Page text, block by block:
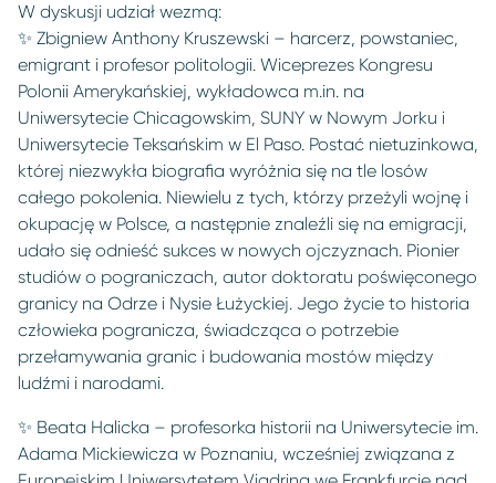
W dyskusji udział wezmą:
✨ Zbigniew Anthony Kruszewski – harcerz, powstaniec,
emigrant i profesor politologii. Wiceprezes Kongresu
Polonii Amerykańskiej, wykładowca m.in. na
Uniwersytecie Chicagowskim, SUNY w Nowym Jorku i
Uniwersytecie Teksańskim w El Paso. Postać nietuzinkowa,
której niezwykła biografia wyróżnia się na tle losów
całego pokolenia. Niewielu z tych, którzy przeżyli wojnę i
okupację w Polsce, a następnie znaleźli się na emigracji,
udało się odnieść sukces w nowych ojczyznach. Pionier
studiów o pograniczach, autor doktoratu poświęconego
granicy na Odrze i Nysie Łużyckiej. Jego życie to historia
człowieka pogranicza, świadcząca o potrzebie
przełamywania granic i budowania mostów między
ludźmi i narodami.
✨ Beata Halicka – profesorka historii na Uniwersytecie im.
Adama Mickiewicza w Poznaniu, wcześniej związana z